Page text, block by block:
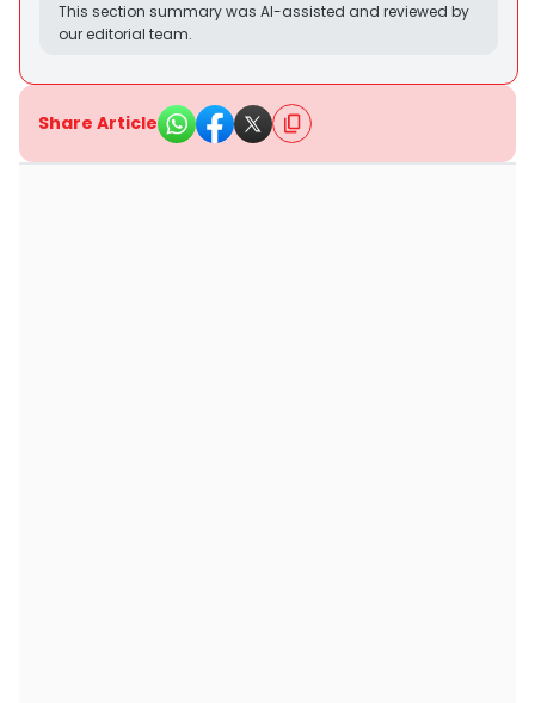
This section summary was AI-assisted and reviewed by
our editorial team.
Share Article